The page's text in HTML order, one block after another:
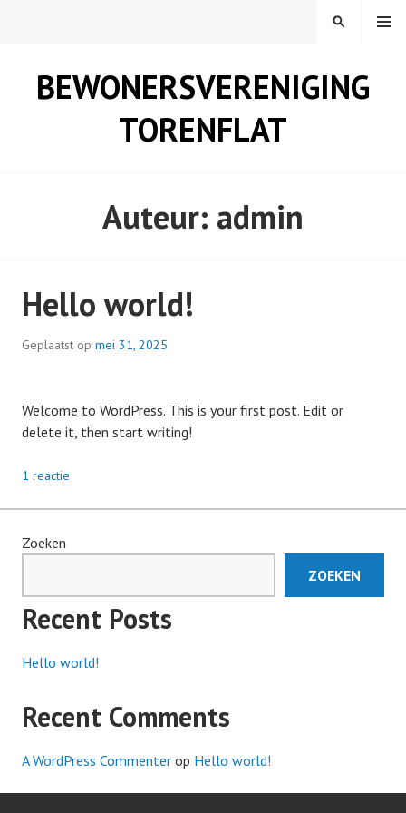
BEWONERSVERENIGING
TORENFLAT
MENU
ZOEKEN
Auteur: admin
Hello world!
Geplaatst op mei 31, 2025
Welcome to WordPress. This is your first post. Edit or
delete it, then start writing!
1 reactie
Zoeken
ZOEKEN
Recent Posts
Hello world!
Recent Comments
A WordPress Commenter op Hello world!